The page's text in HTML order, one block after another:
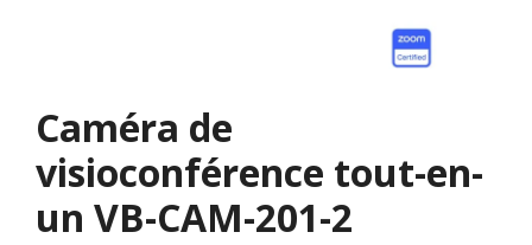
Caméra de
visioconférence tout-en-
un VB-CAM-201-2